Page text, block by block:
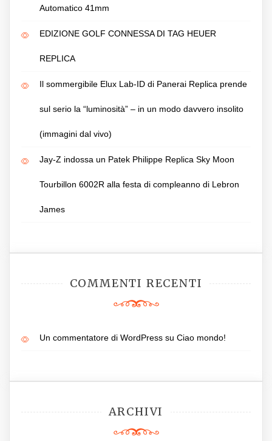
Automatico 41mm
EDIZIONE GOLF CONNESSA DI TAG HEUER
REPLICA
Il sommergibile Elux Lab-ID di Panerai Replica prende
sul serio la “luminosità” – in un modo davvero insolito
(immagini dal vivo)
Jay-Z indossa un Patek Philippe Replica Sky Moon
Tourbillon 6002R alla festa di compleanno di Lebron
James
COMMENTI RECENTI
Un commentatore di WordPress su Ciao mondo!
ARCHIVI